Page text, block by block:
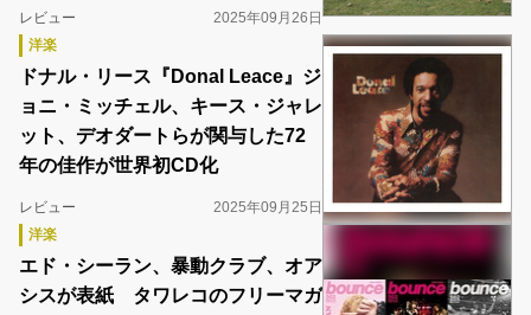
レビュー
2025年09月26日
洋楽
ドナル・リース『Donal Leace』ジ
ョニ・ミッチェル、キース・ジャレ
ット、デオダートらが関与した72
年の佳作が世界初CD化
レビュー
2025年09月25日
洋楽
エド・シーラン、暴動クラブ、オア
シスが表紙 タワレコのフリーマガ